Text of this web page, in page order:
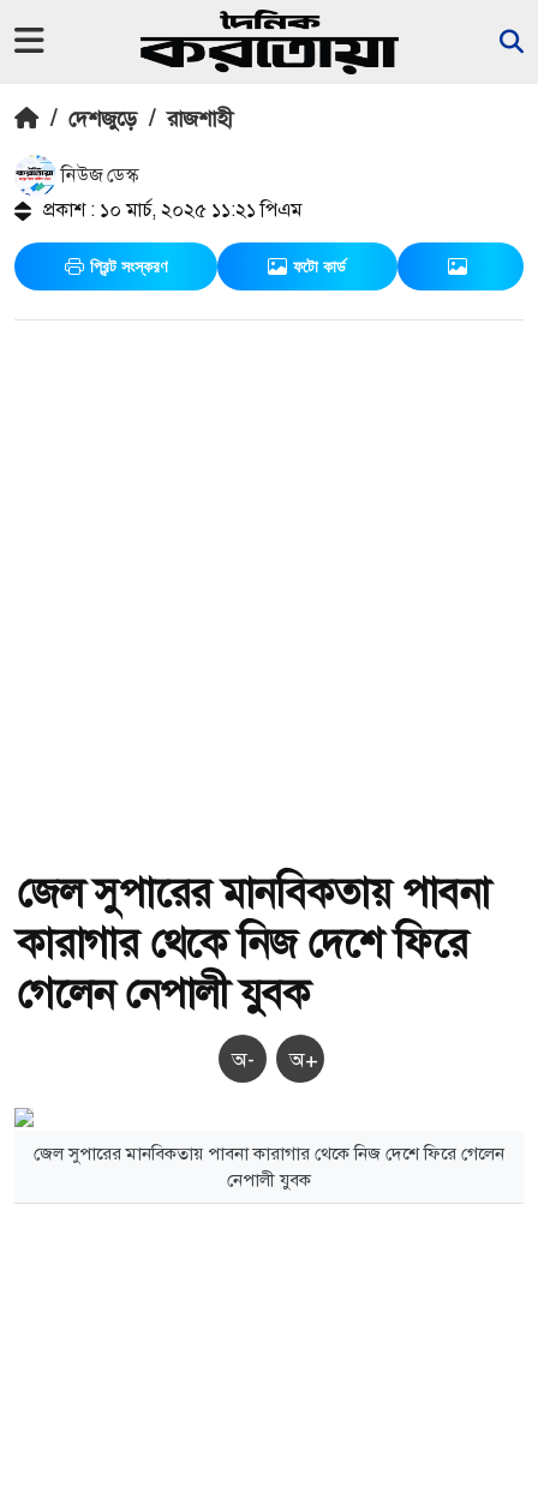
/ দেশজুড়ে / রাজশাহী
নিউজ ডেস্ক
প্রকাশ : ১০ মার্চ, ২০২৫ ১১:২১ পিএম
প্রিন্ট সংস্করণ ফটো কার্ড
জেল সুপারের মানবিকতায় পাবনা
কারাগার থেকে নিজ দেশে ফিরে
গেলেন নেপালী যুবক
অ- অ+
জেল সুপারের মানবিকতায় পাবনা কারাগার থেকে নিজ দেশে ফিরে গেলেন
নেপালী যুবক